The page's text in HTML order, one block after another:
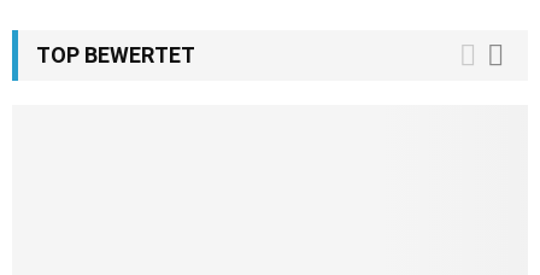
TOP BEWERTET